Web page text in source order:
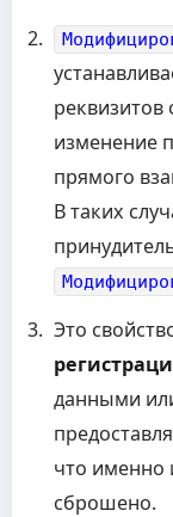
реквизитов
изменение
прямого
В таких
Это
данными
что именно
сброшено.